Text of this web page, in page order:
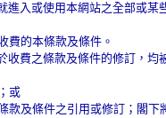
進入或使用本網站之全部或某
費的本條款及條件。
收費之條款及條件的修訂，均
或
款及條件之引用或修訂；閣下